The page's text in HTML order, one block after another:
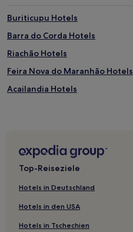
Buriticupu Hotels
Barra do Corda Hotels
Riachão Hotels
Feira Nova do Maranhão Hotels
Acailandia Hotels
Top-Reiseziele
Hotels in Deutschland
Hotels in den USA
Hotels in Tschechien